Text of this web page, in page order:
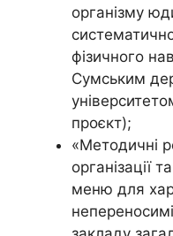
організму
фізичного
Сумським
проєкт);
«Методичні
організації
меню для